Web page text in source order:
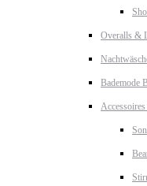
Overalls &
Bademode